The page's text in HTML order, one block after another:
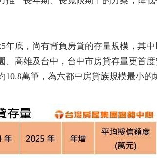
年底，尚有背負房貸的存量規模，其
、高雄及台中，台中市房貸存量更首
萬筆，為六都中房貸族規模最小的